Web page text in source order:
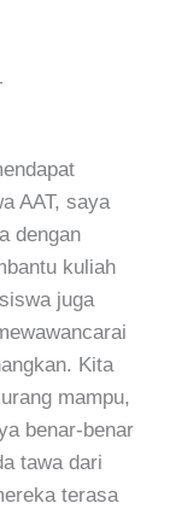
AAT, saya
dengan
kuliah
juga
Kita
mampu,
benar-benar
tawa dari
terasa